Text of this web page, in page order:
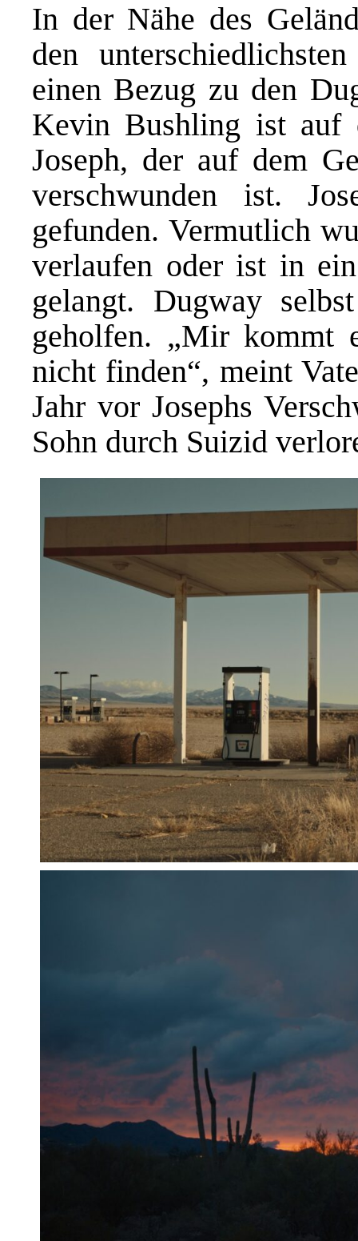
In der Nähe des
den
einen Bezug zu den
Kevin Bushling ist auf
Joseph, der auf dem
verschwunden ist.
gefunden. Vermutlich
verlaufen oder ist in
gelangt. Dugway
geholfen. „Mir kommt
nicht finden“, meint
Jahr vor Josephs
Sohn durch Suizid